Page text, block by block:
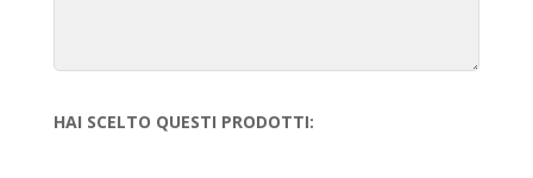
HAI SCELTO QUESTI PRODOTTI: